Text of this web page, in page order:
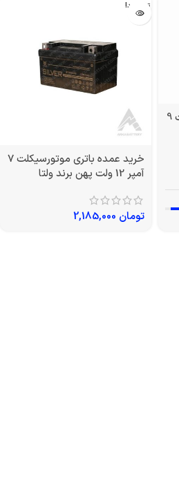
خرید عمده باتری موتورسیکلت 9
تمام شد!
خرید عمده باتری موتورسیکلت 7
آمپر 12 ولت پهن برند ولتا
تومان